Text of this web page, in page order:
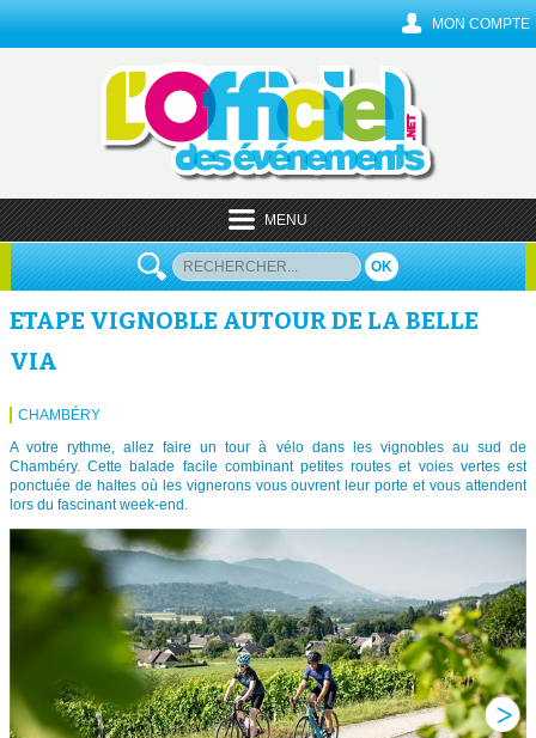
MON COMPTE
MENU
OK
ETAPE VIGNOBLE AUTOUR DE LA BELLE
VIA
CHAMBÉRY
A votre rythme, allez faire un tour à vélo dans les vignobles au sud de
Chambéry. Cette balade facile combinant petites routes et voies vertes est
ponctuée de haltes où les vignerons vous ouvrent leur porte et vous attendent
lors du fascinant week-end.